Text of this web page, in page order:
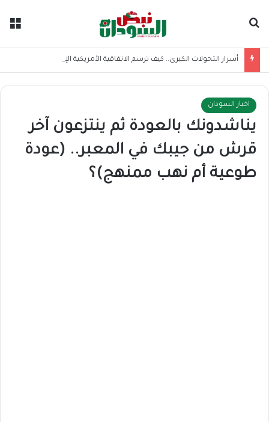
اخبار السودان
يناشدونك بالعودة ثم ينتزعون آخر
قرش من جيبك في المعبر.. (عودة
طوعية أم نهب ممنهج)؟